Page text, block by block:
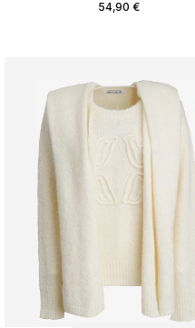
54,90 €